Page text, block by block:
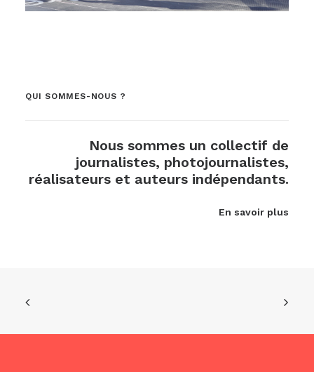
QUI SOMMES-NOUS ?
Nous sommes un collectif de
journalistes, photojournalistes,
réalisateurs et auteurs indépendants.
En savoir plus